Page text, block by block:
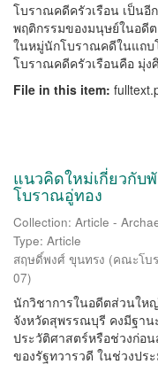
โบราณคดีครัวเรือน เป็นอี
พฤติกรรมของมนุษย์ในอดี
ในหมู่นักโบราณคดีในแถบ
โบราณคดีครัวเรือนคือ มุ่
File in this item:
แนวคิดใหม่เกี่ยวกับ
โบราณอู่ทอง
Collection: Article -
Type: Article
สฤษดิ์พงศ์ ขุนทรง (คณะโบ
07)
นักวิชาการในอดีตส่วนให
จังหวัดสุพรรณบุรี คงมีฐาน
ประวัติศาสตร์หรือช่วงก่อ
ของรัฐทวารวดี ในช่วงป